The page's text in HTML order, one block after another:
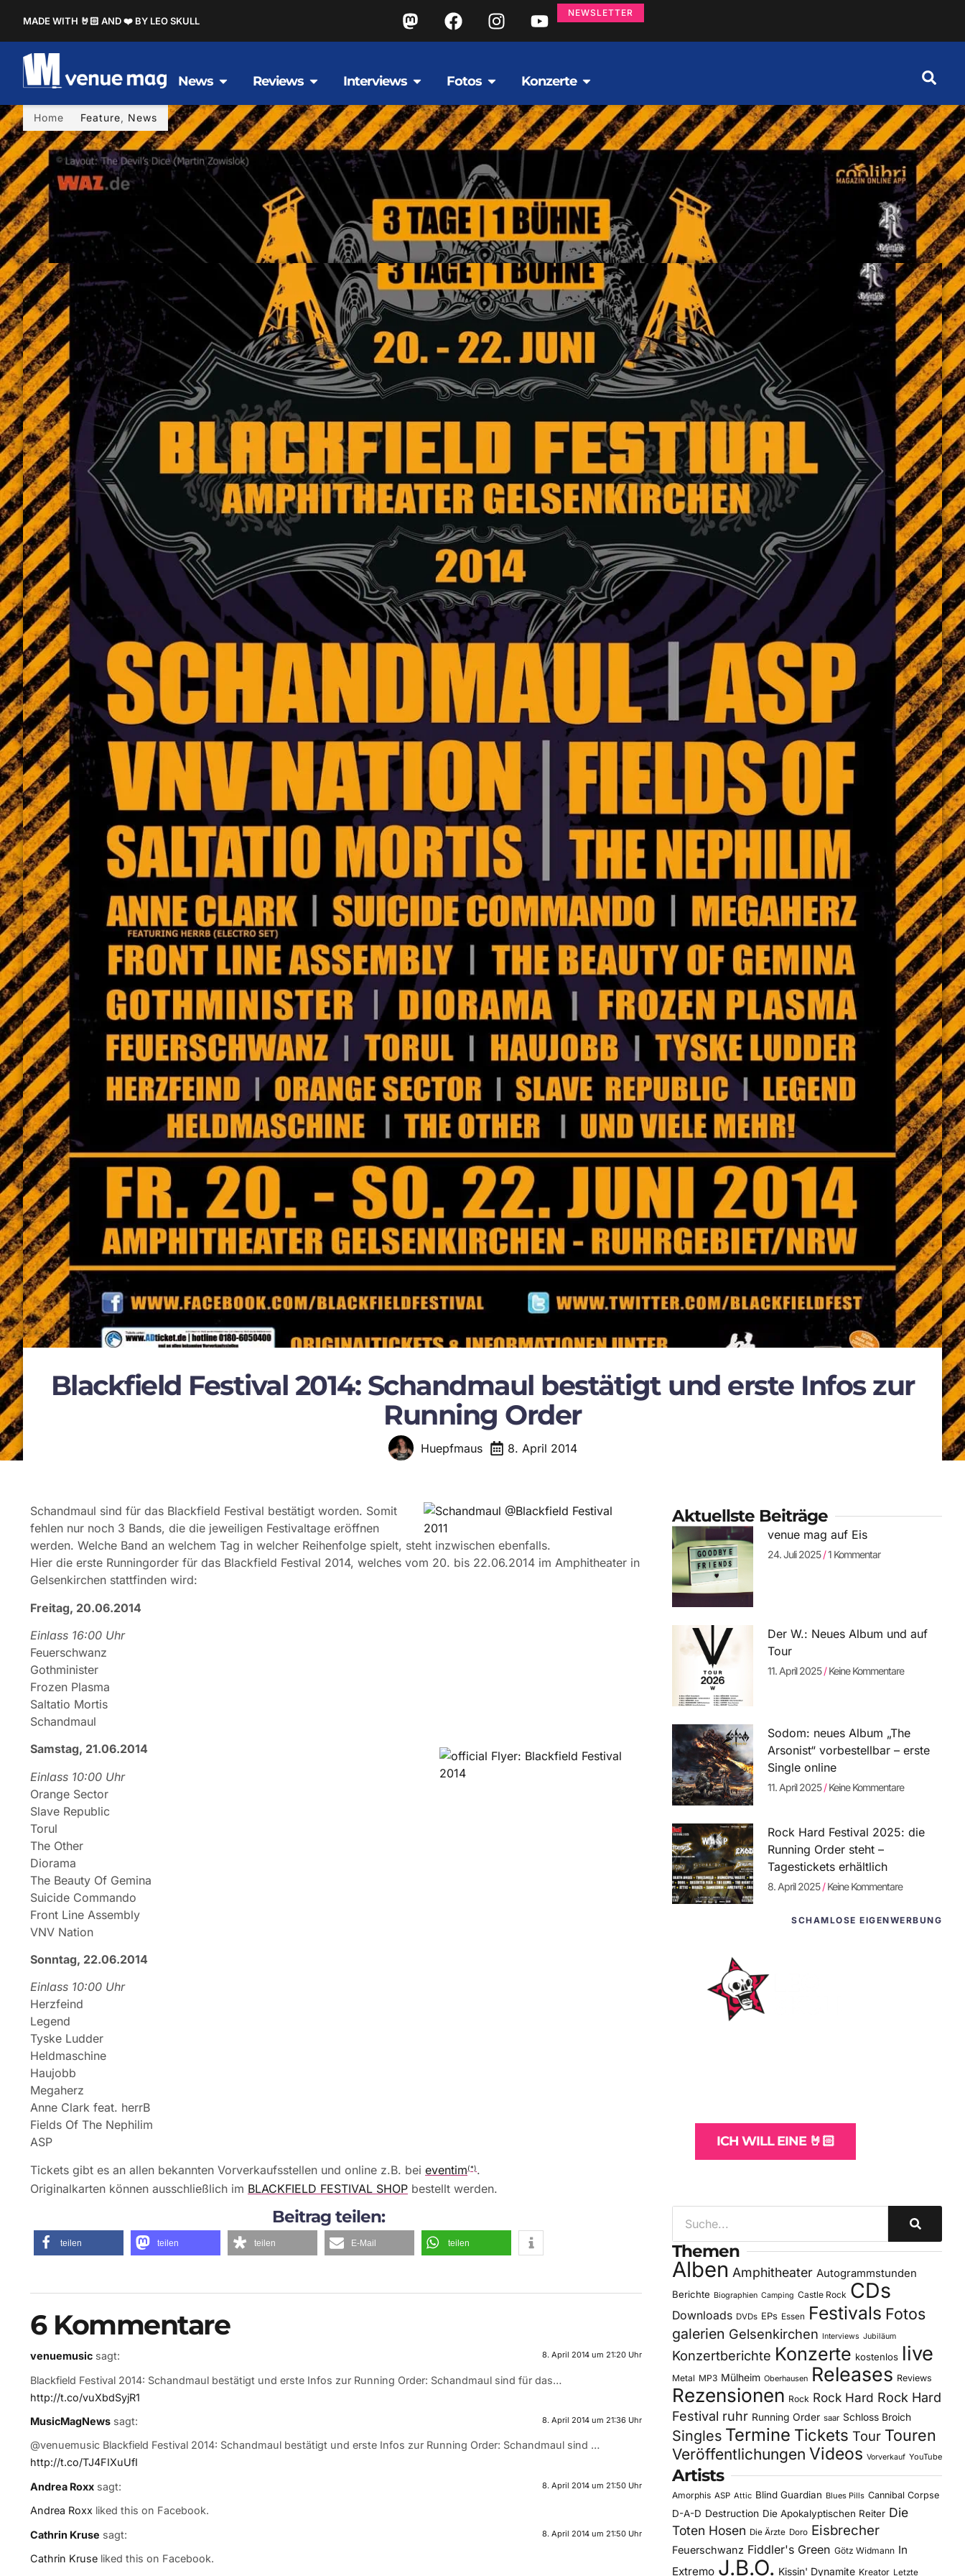
MADE WITH 🤘🏻 AND ❤️ BY LEO SKULL
NEWSLETTER
News Reviews Interviews Fotos Konzerte
Home Feature, News
Blackfield Festival 2014: Schandmaul bestätigt und erste Infos zur
Running Order
Huepfmaus 8. April 2014
Schandmaul sind für das Blackfield Festival bestätigt worden. Somit
fehlen nur noch 3 Bands, die die jeweiligen Festivaltage eröffnen
werden. Welche Band an welchem Tag in welcher Reihenfolge spielt, steht inzwischen ebenfalls.
Hier die erste Runningorder für das Blackfield Festival 2014, welches vom 20. bis 22.06.2014 im Amphitheater in
Gelsenkirchen stattfinden wird:
Freitag, 20.06.2014
Einlass 16:00 Uhr
Feuerschwanz
Gothminister
Frozen Plasma
Saltatio Mortis
Schandmaul
Samstag, 21.06.2014
Einlass 10:00 Uhr
Orange Sector
Slave Republic
Torul
The Other
Diorama
The Beauty Of Gemina
Suicide Commando
Front Line Assembly
VNV Nation
Sonntag, 22.06.2014
Einlass 10:00 Uhr
Herzfeind
Legend
Tyske Ludder
Heldmaschine
Haujobb
Megaherz
Anne Clark feat. herrB
Fields Of The Nephilim
ASP
Tickets gibt es an allen bekannten Vorverkaufsstellen und online z.B. bei eventim(*).
Originalkarten können ausschließlich im BLACKFIELD FESTIVAL SHOP bestellt werden.
Beitrag teilen:
teilen teilen teilen E-Mail teilen
6 Kommentare
venuemusic sagt: 8. April 2014 um 21:20 Uhr
Blackfield Festival 2014: Schandmaul bestätigt und erste Infos zur Running Order: Schandmaul sind für das…
http://t.co/vuXbdSyjR1
MusicMagNews sagt: 8. April 2014 um 21:36 Uhr
@venuemusic Blackfield Festival 2014: Schandmaul bestätigt und erste Infos zur Running Order: Schandmaul sind …
http://t.co/TJ4FIXuUfI
Andrea Roxx sagt: 8. April 2014 um 21:50 Uhr
Andrea Roxx liked this on Facebook.
Cathrin Kruse sagt: 8. April 2014 um 21:50 Uhr
Cathrin Kruse liked this on Facebook.
Aktuellste Beiträge
venue mag auf Eis
24. Juli 2025 1 Kommentar
Der W.: Neues Album und auf
Tour
11. April 2025 Keine Kommentare
Sodom: neues Album „The
Arsonist“ vorbestellbar – erste
Single online
11. April 2025 Keine Kommentare
Rock Hard Festival 2025: die
Running Order steht –
Tagestickets erhältlich
8. April 2025 Keine Kommentare
SCHAMLOSE EIGENWERBUNG
ICH WILL EINE 🤘🏻
Themen
Alben Amphitheater Autogrammstunden
Berichte Biographien Camping Castle Rock CDs
Downloads DVDs EPs Essen Festivals Fotos
galerien Gelsenkirchen Interviews Jubiläum
Konzertberichte Konzerte kostenlos live
Metal MP3 Mülheim Oberhausen Releases Reviews
Rezensionen Rock Rock Hard Rock Hard
Festival ruhr Running Order saar Schloss Broich
Singles Termine Tickets Tour Touren
Veröffentlichungen Videos Vorverkauf YouTube
Artists
Amorphis ASP Attic Blind Guardian Blues Pills Cannibal Corpse
D-A-D Destruction Die Apokalyptischen Reiter Die
Toten Hosen Die Ärzte Doro Eisbrecher
Feuerschwanz Fiddler's Green Götz Widmann In
Extremo J.B.O. Kissin' Dynamite Kreator Letzte